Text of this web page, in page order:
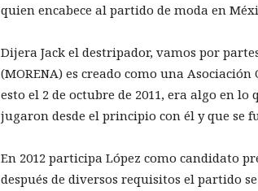
quien encabece al partido de moda en
Dijera Jack el destripador, vamos por
(MORENA) es creado como una
esto el 2 de octubre de 2011, era algo en
jugaron desde el principio con él y que se
En 2012 participa López como candidato
después de diversos requisitos el partido